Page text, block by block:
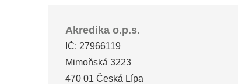
Akredika o.p.s.
IČ: 27966119
Mimoňská 3223
470 01 Česká Lípa